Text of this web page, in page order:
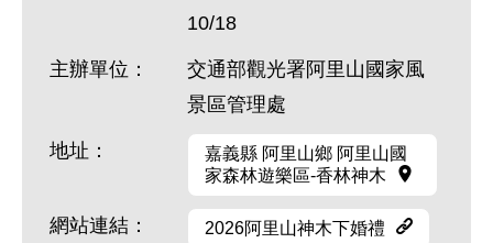
10/18
主辦單位：
交通部觀光署阿里山國家風
景區管理處
地址：
嘉義縣 阿里山鄉 阿里山國
家森林遊樂區-香林神木
網站連結： 2026阿里山神木下婚禮